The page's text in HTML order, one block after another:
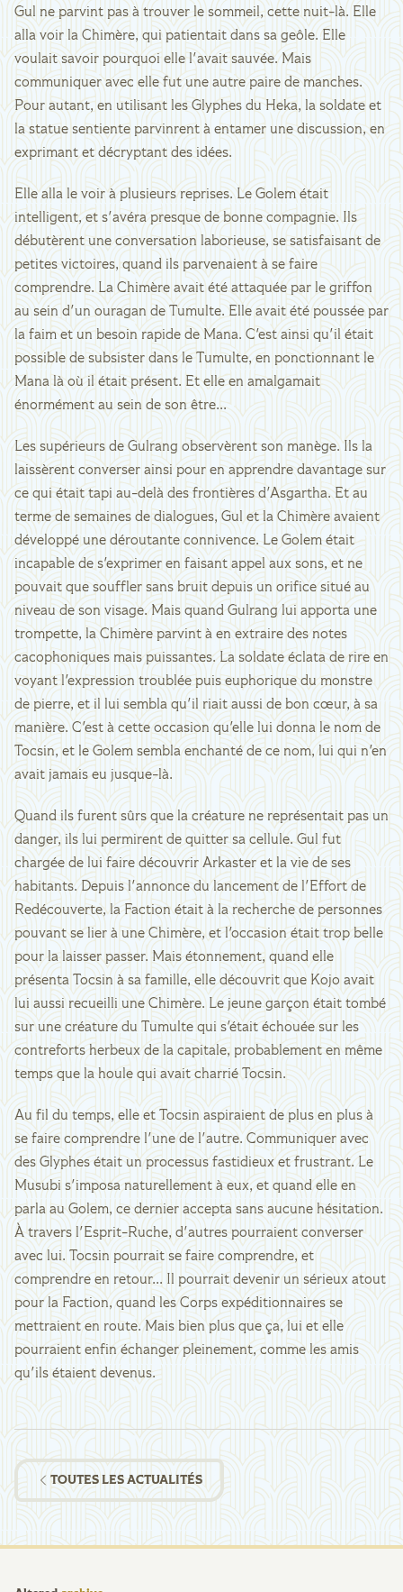
Gul ne parvint pas à trouver le sommeil, cette nuit-là. Elle
alla voir la Chimère, qui patientait dans sa geôle. Elle
voulait savoir pourquoi elle l'avait sauvée. Mais
communiquer avec elle fut une autre paire de manches.
Pour autant, en utilisant les Glyphes du Heka, la soldate et
la statue sentiente parvinrent à entamer une discussion, en
exprimant et décryptant des idées.
Elle alla le voir à plusieurs reprises. Le Golem était
intelligent, et s'avéra presque de bonne compagnie. Ils
débutèrent une conversation laborieuse, se satisfaisant de
petites victoires, quand ils parvenaient à se faire
comprendre. La Chimère avait été attaquée par le griffon
au sein d'un ouragan de Tumulte. Elle avait été poussée par
la faim et un besoin rapide de Mana. C'est ainsi qu'il était
possible de subsister dans le Tumulte, en ponctionnant le
Mana là où il était présent. Et elle en amalgamait
énormément au sein de son être...
Les supérieurs de Gulrang observèrent son manège. Ils la
laissèrent converser ainsi pour en apprendre davantage sur
ce qui était tapi au-delà des frontières d'Asgartha. Et au
terme de semaines de dialogues, Gul et la Chimère avaient
développé une déroutante connivence. Le Golem était
incapable de s'exprimer en faisant appel aux sons, et ne
pouvait que souffler sans bruit depuis un orifice situé au
niveau de son visage. Mais quand Gulrang lui apporta une
trompette, la Chimère parvint à en extraire des notes
cacophoniques mais puissantes. La soldate éclata de rire en
voyant l'expression troublée puis euphorique du monstre
de pierre, et il lui sembla qu'il riait aussi de bon cœur, à sa
manière. C'est à cette occasion qu'elle lui donna le nom de
Tocsin, et le Golem sembla enchanté de ce nom, lui qui n'en
avait jamais eu jusque-là.
Quand ils furent sûrs que la créature ne représentait pas un
danger, ils lui permirent de quitter sa cellule. Gul fut
chargée de lui faire découvrir Arkaster et la vie de ses
habitants. Depuis l'annonce du lancement de l'Effort de
Redécouverte, la Faction était à la recherche de personnes
pouvant se lier à une Chimère, et l'occasion était trop belle
pour la laisser passer. Mais étonnement, quand elle
présenta Tocsin à sa famille, elle découvrit que Kojo avait
lui aussi recueilli une Chimère. Le jeune garçon était tombé
sur une créature du Tumulte qui s'était échouée sur les
contreforts herbeux de la capitale, probablement en même
temps que la houle qui avait charrié Tocsin.
Au fil du temps, elle et Tocsin aspiraient de plus en plus à
se faire comprendre l'une de l'autre. Communiquer avec
des Glyphes était un processus fastidieux et frustrant. Le
Musubi s'imposa naturellement à eux, et quand elle en
parla au Golem, ce dernier accepta sans aucune hésitation.
À travers l'Esprit-Ruche, d'autres pourraient converser
avec lui. Tocsin pourrait se faire comprendre, et
comprendre en retour... Il pourrait devenir un sérieux atout
pour la Faction, quand les Corps expéditionnaires se
mettraient en route. Mais bien plus que ça, lui et elle
pourraient enfin échanger pleinement, comme les amis
qu'ils étaient devenus.
TOUTES LES ACTUALITÉS